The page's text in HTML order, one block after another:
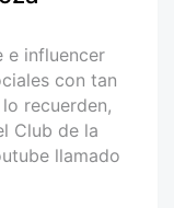
e influencer
con tan
recuerden,
Club de la
llamado